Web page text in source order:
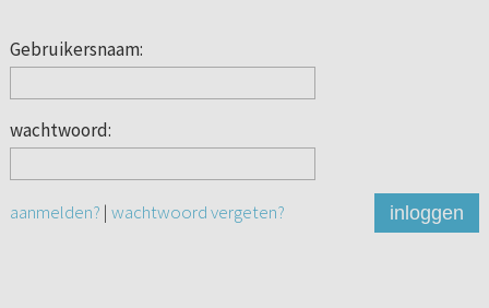
Gebruikersnaam:
wachtwoord:
aanmelden? | wachtwoord vergeten? inloggen